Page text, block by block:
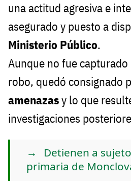
una actitud agresiva e
asegurado y puesto a
Ministerio Público.
Aunque no fue
robo, quedó consignado
amenazasy lo que
investigaciones
Detienen a
primaria de